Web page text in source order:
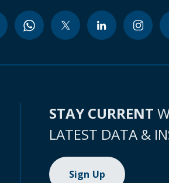
STAY CURRENT
LATEST DATA &
Sign Up